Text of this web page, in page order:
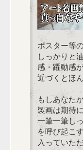
ポスター等
しっかりと
感・躍動感
近づくとほ
もしあなた
製画は期待
一筆一筆し
を呼び起こ
入っていた